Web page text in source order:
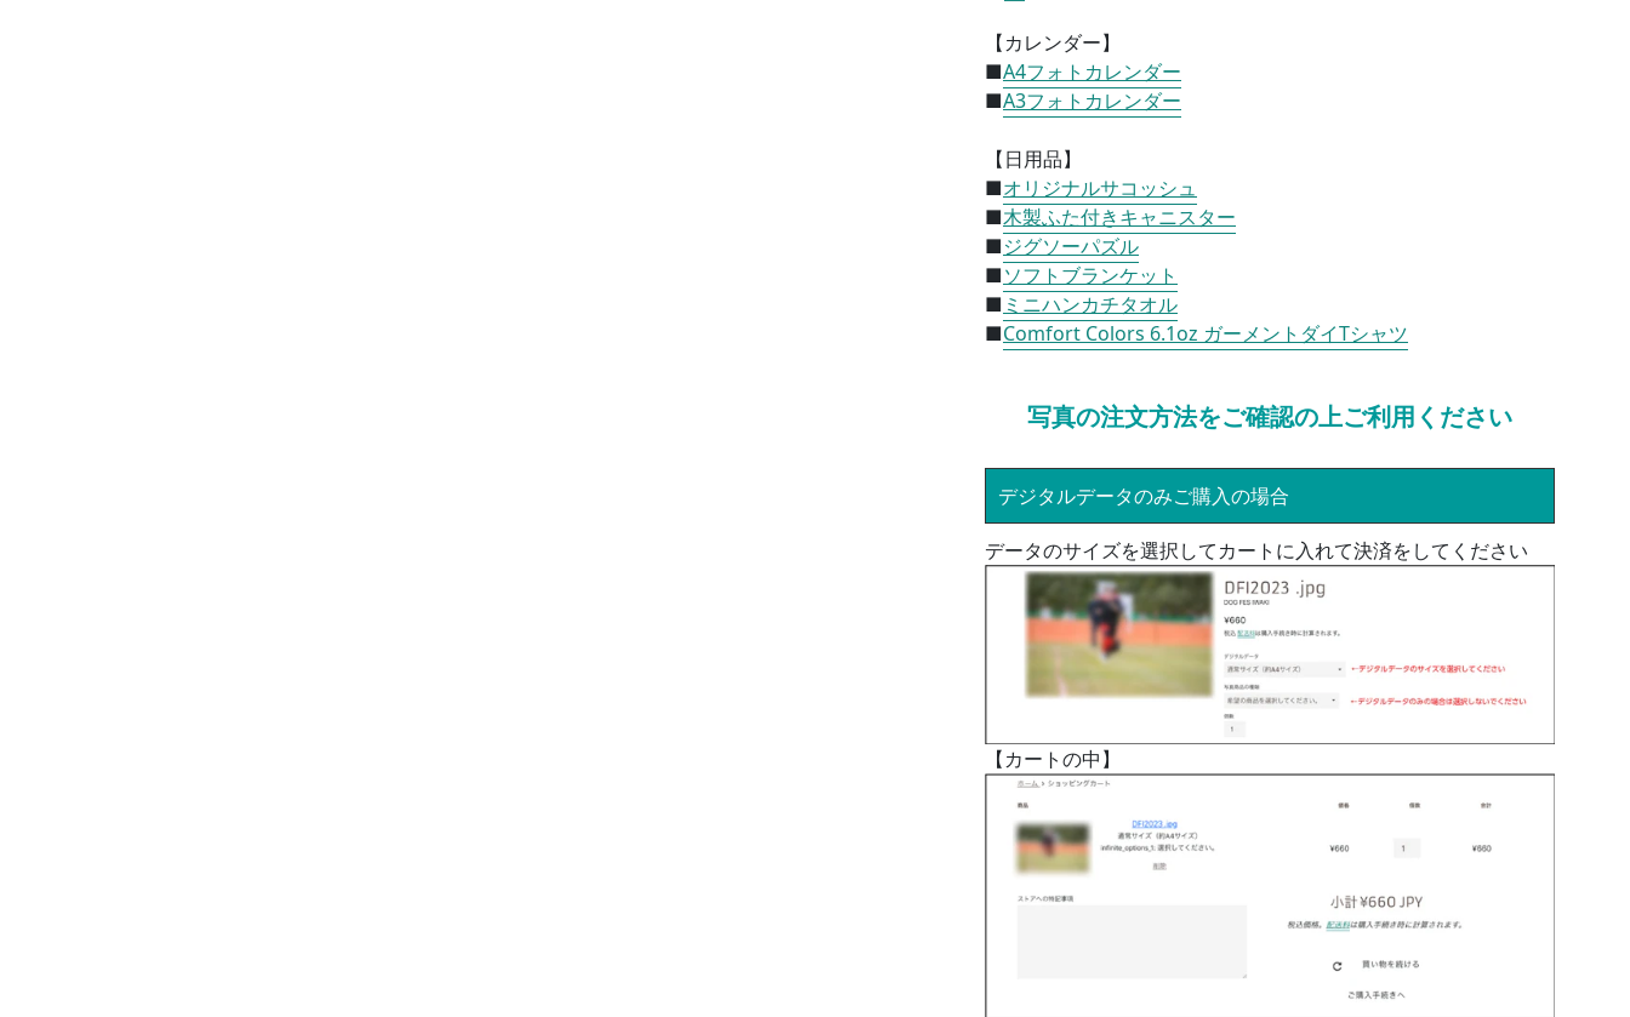
【カレンダー】
■A4フォトカレンダー
■A3フォトカレンダー
【日用品】
■オリジナルサコッシュ
■木製ふた付きキャニスター
■ジグソーパズル
■ソフトブランケット
■ ミニハンカチタオル
■Comfort Colors 6.1oz ガーメントダイTシャツ
写真の注文方法をご確認の上ご利用ください
デジタルデータのみご購入の場合
データのサイズを選択してカートに入れて決済をしてください
【カートの中】